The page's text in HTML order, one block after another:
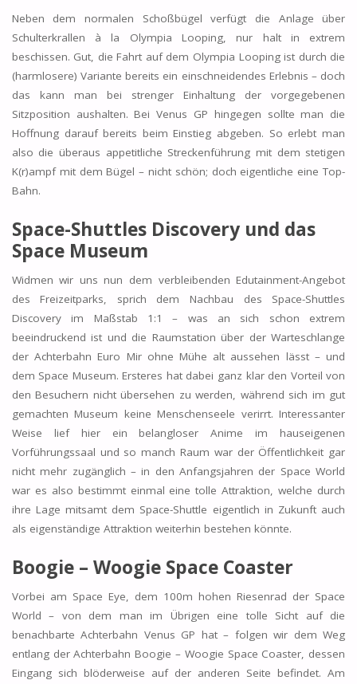
Neben dem normalen Schoßbügel verfügt die Anlage über
Schulterkrallen à la Olympia Looping, nur halt in extrem
beschissen. Gut, die Fahrt auf dem Olympia Looping ist durch die
(harmlosere) Variante bereits ein einschneidendes Erlebnis – doch
das kann man bei strenger Einhaltung der vorgegebenen
Sitzposition aushalten. Bei Venus GP hingegen sollte man die
Hoffnung darauf bereits beim Einstieg abgeben. So erlebt man
also die überaus appetitliche Streckenführung mit dem stetigen
K(r)ampf mit dem Bügel – nicht schön; doch eigentliche eine Top-
Bahn.
Space-Shuttles Discovery und das
Space Museum
Widmen wir uns nun dem verbleibenden Edutainment-Angebot
des Freizeitparks, sprich dem Nachbau des Space-Shuttles
Discovery im Maßstab 1:1 – was an sich schon extrem
beeindruckend ist und die Raumstation über der Warteschlange
der Achterbahn Euro Mir ohne Mühe alt aussehen lässt – und
dem Space Museum. Ersteres hat dabei ganz klar den Vorteil von
den Besuchern nicht übersehen zu werden, während sich im gut
gemachten Museum keine Menschenseele verirrt. Interessanter
Weise lief hier ein belangloser Anime im hauseigenen
Vorführungssaal und so manch Raum war der Öffentlichkeit gar
nicht mehr zugänglich – in den Anfangsjahren der Space World
war es also bestimmt einmal eine tolle Attraktion, welche durch
ihre Lage mitsamt dem Space-Shuttle eigentlich in Zukunft auch
als eigenständige Attraktion weiterhin bestehen könnte.
Boogie – Woogie Space Coaster
Vorbei am Space Eye, dem 100m hohen Riesenrad der Space
World – von dem man im Übrigen eine tolle Sicht auf die
benachbarte Achterbahn Venus GP hat – folgen wir dem Weg
entlang der Achterbahn Boogie – Woogie Space Coaster, dessen
Eingang sich blöderweise auf der anderen Seite befindet. Am